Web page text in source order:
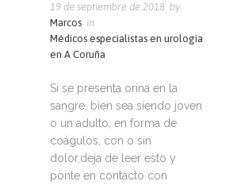
19 de septiembre de 2018 by
Marcos in
Médicos especialistas en urología
en A Coruña
Si se presenta orina en la
sangre, bien sea siendo joven
o un adulto, en forma de
coágulos, con o sin
dolor,deja de leer esto y
ponte en contacto con